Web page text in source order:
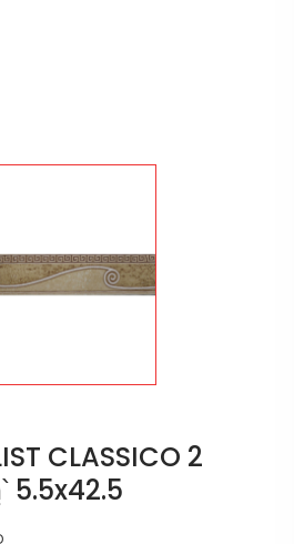
CLASSICO 2
5.5x42.5